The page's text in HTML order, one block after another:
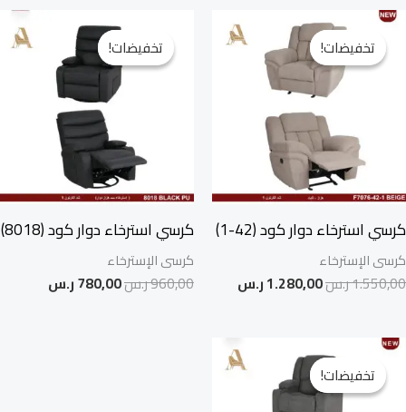
تخفيضات!
تخفيضات!
كرسي استرخاء دوار كود (42-1)
كرسى الإسترخاء
1.550,00ر.س
السعر
الأصلي
هو:
1.550,00 ر.س.
1.280,00ر.س
السعر
الحالي
هو: تخفيضات!
تخفيضات!
كرسي استرخاء دوار كود (8018)
كرسى الإسترخاء
960,00ر.س
الأصلي
هو:
960,00 ر.س.
780,00ر.س
السعر
الحالي
هو:
تخفيضات!
تخفيضات!الأصلي
هو:
950,00 ر.س.
السعر
الحالي